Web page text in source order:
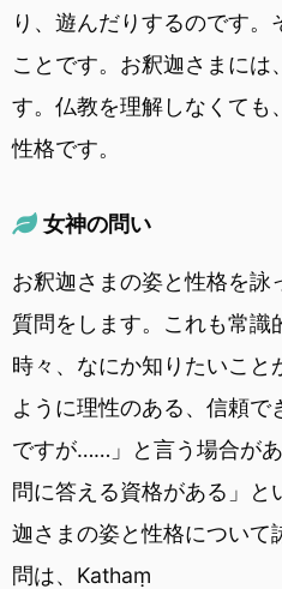
り、遊んだりするのです
ことです。お釈迦さまには
す。仏教を理解しなくても
性格です。
女神の問い
お釈迦さまの姿と性格を詠
質問をします。これも常識
時々、なにか知りたいこと
ように理性のある、信頼
ですが……」と言う場合が
問に答える資格がある」と
迦さまの姿と性格について
問は、Kathaṃ